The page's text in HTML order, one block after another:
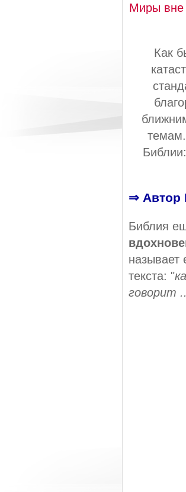
Миры вне
Как
⇒ Автор
Библия
называет
текста: "
говорит